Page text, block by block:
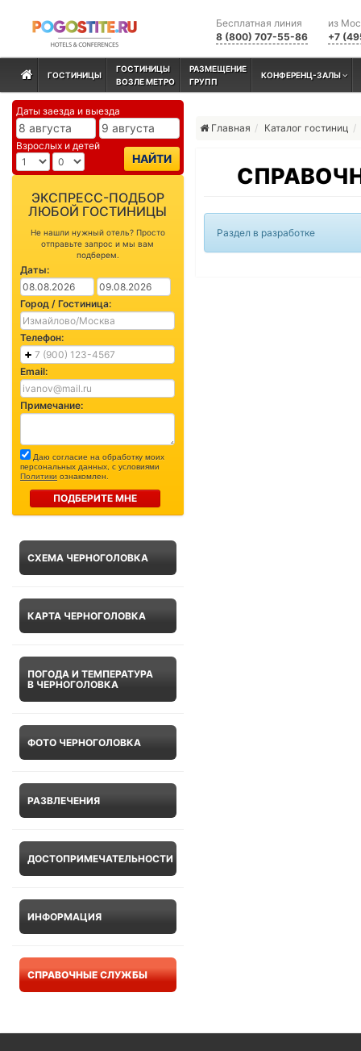
из
+7
Бесплатная линия
8 (800) 707-55-86
ГОСТИНИЦЫ
ГОСТИНИЦЫ
ВОЗЛЕ МЕТРО
РАЗМЕЩЕНИЕ
ГРУПП
КОНФЕРЕНЦ-ЗАЛЫ
Даты заезда и выезда
Взрослых и детей
НАЙТИ
ЭКСПРЕСС-ПОДБОР
ЛЮБОЙ ГОСТИНИЦЫ
Не нашли нужный отель? Просто
отправьте запрос и мы вам
подберем.
Даты:
Город / Гостиница:
Телефон:
Email:
Примечание:
Даю согласие на обработку моих
персональных данных, с условиями
Политики ознакомлен.
ПОДБЕРИТЕ МНЕ
СХЕМА ЧЕРНОГОЛОВКА
КАРТА ЧЕРНОГОЛОВКА
ПОГОДА И ТЕМПЕРАТУРА
В ЧЕРНОГОЛОВКА
ФОТО ЧЕРНОГОЛОВКА
РАЗВЛЕЧЕНИЯ
ДОСТОПРИМЕЧАТЕЛЬНОСТИ
ИНФОРМАЦИЯ
СПРАВОЧНЫЕ СЛУЖБЫ
Главная Каталог гостиниц
Раздел в разработке